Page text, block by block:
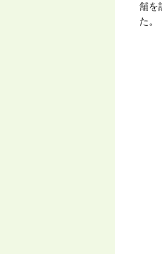
舗を
た。